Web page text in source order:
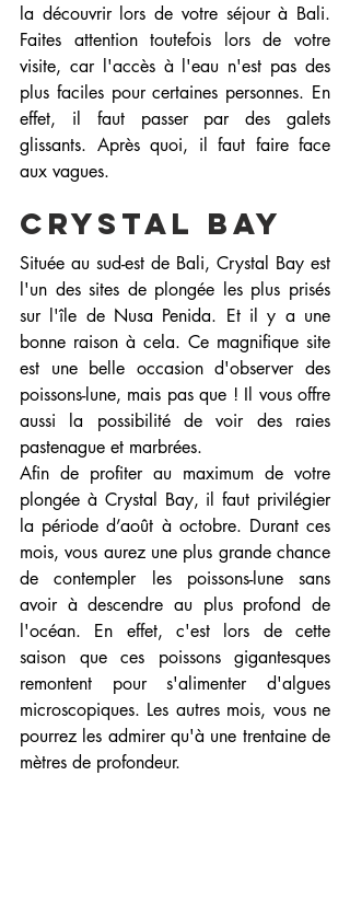
la découvrir lors de votre séjour à Bali.
Faites attention toutefois lors de votre
visite, car l'accès à l'eau n'est pas des
plus faciles pour certaines personnes. En
effet, il faut passer par des galets
glissants. Après quoi, il faut faire face
aux vagues.
Crystal Bay
Située au sud-est de Bali, Crystal Bay est
l'un des sites de plongée les plus prisés
sur l'île de Nusa Penida. Et il y a une
bonne raison à cela. Ce magnifique site
est une belle occasion d'observer des
poissons-lune, mais pas que ! Il vous offre
aussi la possibilité de voir des raies
pastenague et marbrées.
Afin de profiter au maximum de votre
plongée à Crystal Bay, il faut privilégier
la période d’août à octobre. Durant ces
mois, vous aurez une plus grande chance
de contempler les poissons-lune sans
avoir à descendre au plus profond de
l'océan. En effet, c'est lors de cette
saison que ces poissons gigantesques
remontent pour s'alimenter d'algues
microscopiques. Les autres mois, vous ne
pourrez les admirer qu'à une trentaine de
mètres de profondeur.